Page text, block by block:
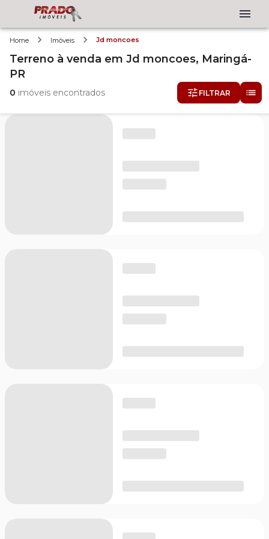
Home Imóveis Jd moncoes
Terreno à venda em Jd moncoes, Maringá-
PR
0 imóveis encontrados FILTRAR